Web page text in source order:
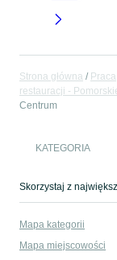
Strona główna Praca
restauracji -
Centrum
KATEGORIA
Mapa kategorii
Mapa miejscowości